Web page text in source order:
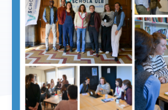
DEVENIR TUTEUR